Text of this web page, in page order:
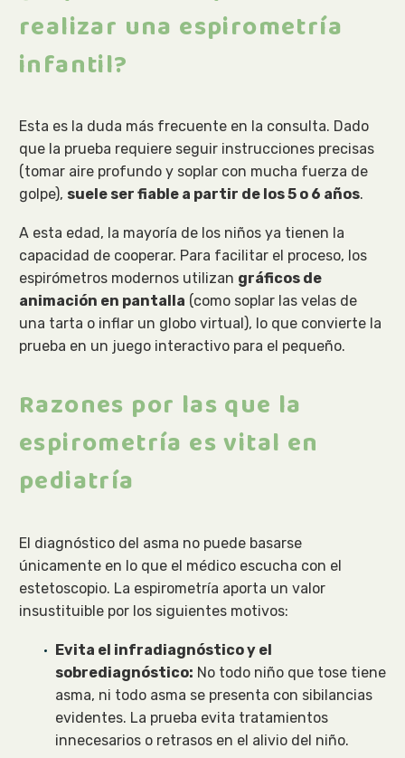
realizar una espirometría
infantil?
Esta es la duda más frecuente en la consulta. Dado
que la prueba requiere seguir instrucciones precisas
(tomar aire profundo y soplar con mucha fuerza de
golpe), suele ser fiable a partir de los 5 o 6 años.
A esta edad, la mayoría de los niños ya tienen la
capacidad de cooperar. Para facilitar el proceso, los
espirómetros modernos utilizan gráficos de
animación en pantalla (como soplar las velas de
una tarta o inflar un globo virtual), lo que convierte la
prueba en un juego interactivo para el pequeño.
Razones por las que la
espirometría es vital en
pediatría
El diagnóstico del asma no puede basarse
únicamente en lo que el médico escucha con el
estetoscopio. La espirometría aporta un valor
insustituible por los siguientes motivos:
Evita el infradiagnóstico y el
sobrediagnóstico: No todo niño que tose tiene
asma, ni todo asma se presenta con sibilancias
evidentes. La prueba evita tratamientos
innecesarios o retrasos en el alivio del niño.